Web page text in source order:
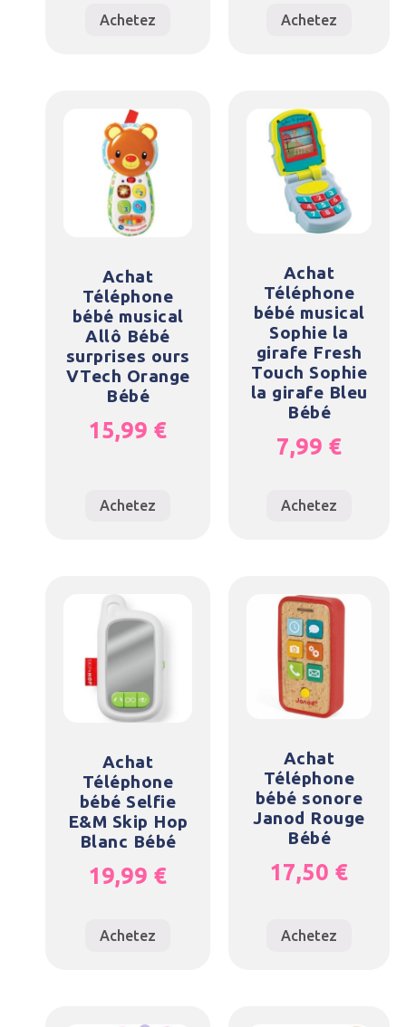
Achetez Achetez
Achat
Téléphone
bébé musical
Allô Bébé
surprises ours
VTech Orange
Bébé
15,99 €
Achetez
Achat
Téléphone
bébé musical
Sophie la
girafe Fresh
Touch Sophie
la girafe Bleu
Bébé
7,99 €
Achetez
Achat
Téléphone
bébé Selfie
E&M Skip Hop
Blanc Bébé
19,99 €
Achetez
Achat
Téléphone
bébé sonore
Janod Rouge
Bébé
17,50 €
Achetez